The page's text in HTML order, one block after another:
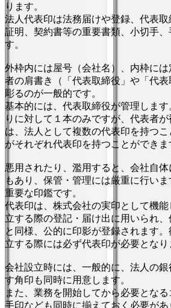
ります。
法人代表印は法務届けや登録、代表
証明、契約書等の重要書類、小切手、
す。
外枠内には屋号（会社名）、内枠に
者の肩書き（「代表取締役」や「代
彫るのが一般的です。
基本的には、代表取締役が管理しま
りに対して１本のみですが、代表者
は、法人として複数の代表印を持つ
がそれぞれ代表印を持つことができま
悪用されたり、濫用すると、会社自
もあり、保管・管理には厳重に行い
重要な印鑑です。
代表印は、株式会社の実印として機
立する際の登記・届け出に用いられ
と同様、公的に印影が登録されます
立する際には必ず代表印が必要となり
会社設立時には、一般的に、法人の
す角印も同時に用意します。
また、業務を開始してから必要とな
手印なども同時に揃えておく必要があ